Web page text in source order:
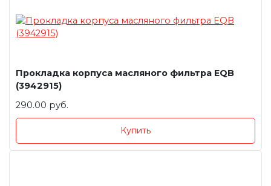
Прокладка корпуса масляного фильтра EQB
(3942915)
290.00 руб.
Купить